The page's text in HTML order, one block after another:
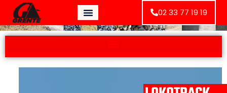
02 33 77 19 19
LOKOTRACK 100